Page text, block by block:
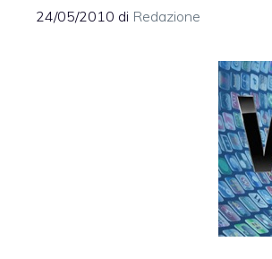
24/05/2010 di Redazione